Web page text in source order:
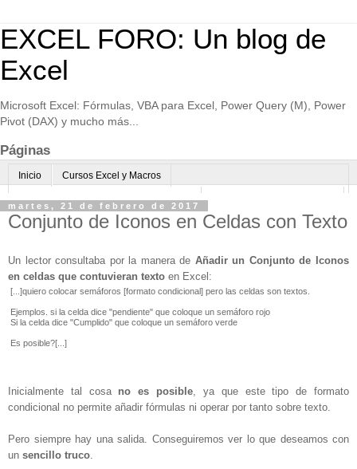
EXCEL FORO: Un blog de
Excel
Microsoft Excel: Fórmulas, VBA para Excel, Power Query (M), Power
Pivot (DAX) y mucho más...
Páginas
Inicio Cursos Excel y Macros
Excel Avanzado online-Microsoft Teams
Normas de uso Algo sobre mi
martes, 21 de febrero de 2017
Conjunto de Iconos en Celdas con Texto
Un lector consultaba por la manera de Añadir un Conjunto de Iconos
en celdas que contuvieran texto en Excel:
[...]quiero colocar semáforos [formato condicional] pero las celdas son textos.
Ejemplos. si la celda dice "pendiente" que coloque un semáforo rojo
Si la celda dice "Cumplido" que coloque un semáforo verde
Es posible?[...]
Inicialmente tal cosa no es posible , ya que este tipo de formato
condicional no permite añadir fórmulas ni operar por tanto sobre texto.
Pero siempre hay una salida. Conseguiremos ver lo que deseamos con
un sencillo truco